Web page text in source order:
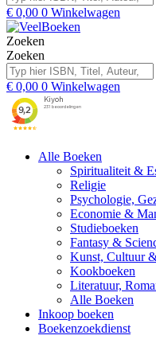
€ 0,00 0 Winkelwagen
Zoeken
Zoeken
€ 0,00 0 Winkelwagen
Alle Boeken
Spiritualiteit &
Religie
Psychologie,
Economie &
Studieboeken
Fantasy &
Kunst, Cultuur
Kookboeken
Literatuur,
Alle Boeken
Inkoop boeken
Boekenzoekdienst